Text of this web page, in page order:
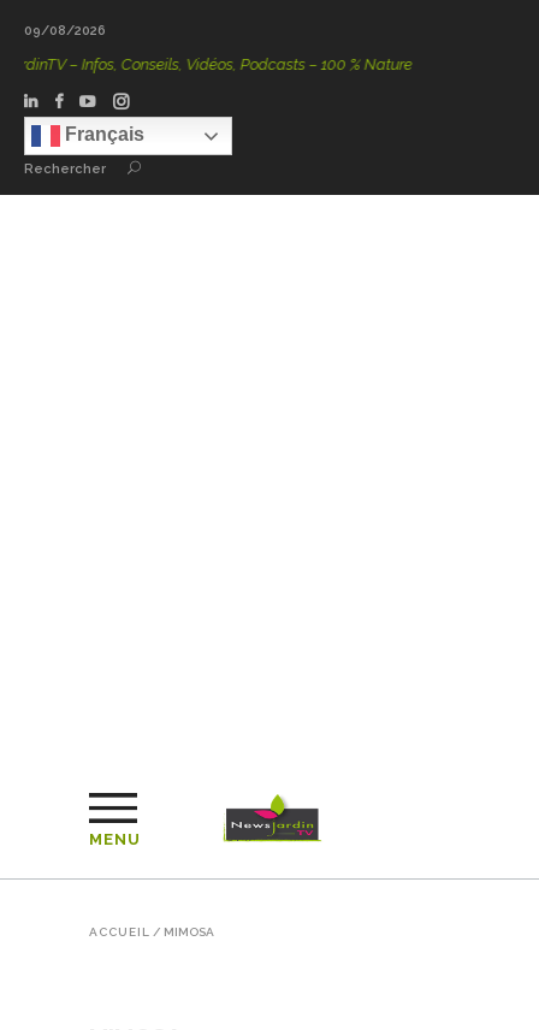
09/08/2026
– Infos, Conseils, Vidéos, Podcasts – 100 % Nature
Français
Rechercher
MENU
ACCUEIL / MIMOSA